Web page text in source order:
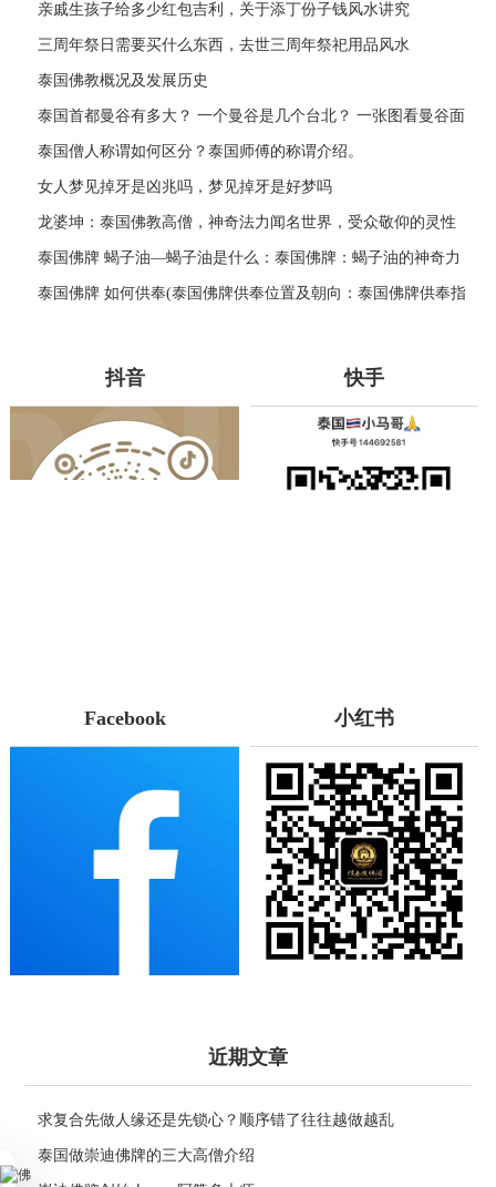
亲戚生孩子给多少红包吉利，关于添丁份子钱风水讲究
三周年祭日需要买什么东西，去世三周年祭祀用品风水
泰国佛教概况及发展历史
泰国首都曼谷有多大？ 一个曼谷是几个台北？ 一张图看曼谷面
积与各大城市比较
泰国僧人称谓如何区分？泰国师傅的称谓介绍。
女人梦见掉牙是凶兆吗，梦见掉牙是好梦吗
龙婆坤：泰国佛教高僧，神奇法力闻名世界，受众敬仰的灵性
导师
泰国佛牌 蝎子油—蝎子油是什么：泰国佛牌：蝎子油的神奇力
量
泰国佛牌 如何供奉(泰国佛牌供奉位置及朝向：泰国佛牌供奉指
抖音 快手
Facebook 小红书
近期文章
求复合先做人缘还是先锁心？顺序错了往往越做越乱
泰国做崇迪佛牌的三大高僧介绍